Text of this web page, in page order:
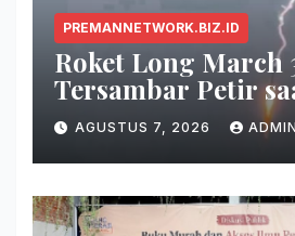
PREMANNETWORK.BIZ.ID
Roket Long March
Tersambar Petir
Meluncur, Misi
AGUSTUS 7, 2026 ADMIN